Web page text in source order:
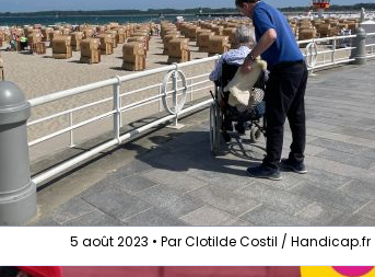
5 août 2023 • Par Clotilde Costil / Handicap.fr